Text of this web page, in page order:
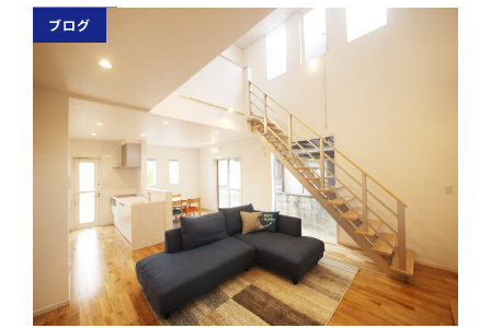
ブログ